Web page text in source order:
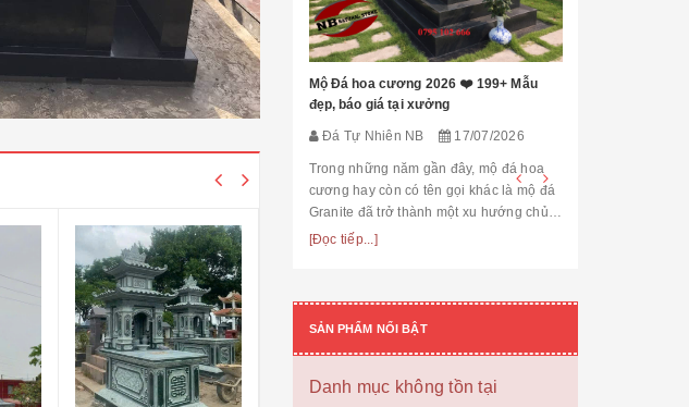
Mộ Đá hoa cương 2026 ❤️ 199+ Mẫu
đẹp, báo giá tại xưởng
Đá Tự Nhiên NB 17/07/2026
Trong những năm gần đây, mộ đá hoa
cương hay còn có tên gọi khác là mộ đá
Granite đã trở thành một xu hướng chủ
đạo trong thiết kế thi công mộ đá tự
[Đọc tiếp...]
SẢN PHẨM NỔI BẬT
Danh mục không tồn tại